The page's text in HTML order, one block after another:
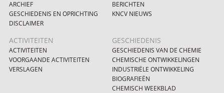
ARCHIEF
GESCHIEDENIS EN OPRICHTING
DISCLAIMER
BERICHTEN
KNCV NIEUWS
ACTIVITEITEN
ACTIVITEITEN
VOORGAANDE ACTIVITEITEN
VERSLAGEN
GESCHIEDENIS
GESCHIEDENIS VAN DE CHEMIE
CHEMISCHE ONTWIKKELINGEN
INDUSTRIËLE ONTWIKKELING
BIOGRAFIEËN
CHEMISCH WEEKBLAD